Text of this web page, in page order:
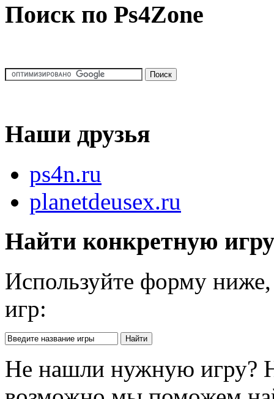
Поиск по Ps4Zone
Наши друзья
ps4n.ru
planetdeusex.ru
Найти конкретную
Используйте форму
игр:
Не нашли нужную игру?